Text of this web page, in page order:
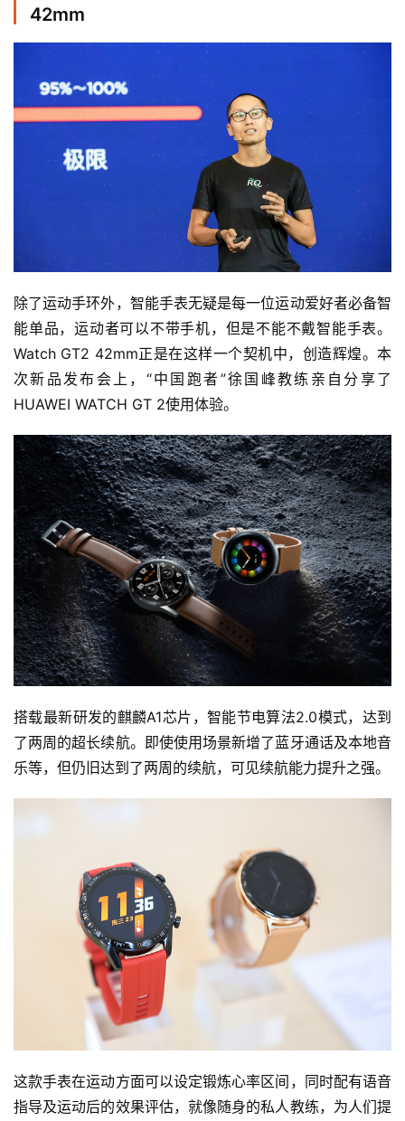
42mm
除了运动手环外，智能手表无疑是每一位运动爱好者必备智
能单品，运动者可以不带手机，但是不能不戴智能手表。
Watch GT2 42mm正是在这样一个契机中，创造辉煌。本
次新品发布会上，“中国跑者”徐国峰教练亲自分享了
HUAWEI WATCH GT 2使用体验。
搭载最新研发的麒麟A1芯片，智能节电算法2.0模式，达到
了两周的超长续航。即使使用场景新增了蓝牙通话及本地音
乐等，但仍旧达到了两周的续航，可见续航能力提升之强。
这款手表在运动方面可以设定锻炼心率区间，同时配有语音
指导及运动后的效果评估，就像随身的私人教练，为人们提